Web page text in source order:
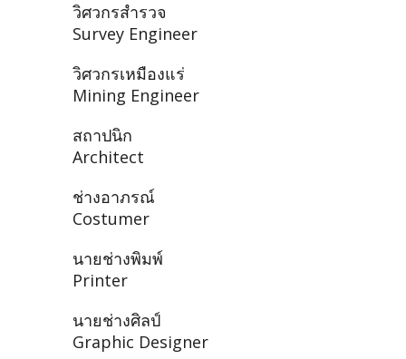
วิศวกรสำรวจ
Survey Engineer
วิศวกรเหมืองแร่
Mining Engineer
สถาปนิก
Architect
ช่างอาภรณ์
Costumer
นายช่างพิมพ์
Printer
นายช่างศิลป์
Graphic Designer